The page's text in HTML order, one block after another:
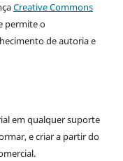
Creative Commons
permite o
de autoria e
em qualquer suporte
e criar a partir do